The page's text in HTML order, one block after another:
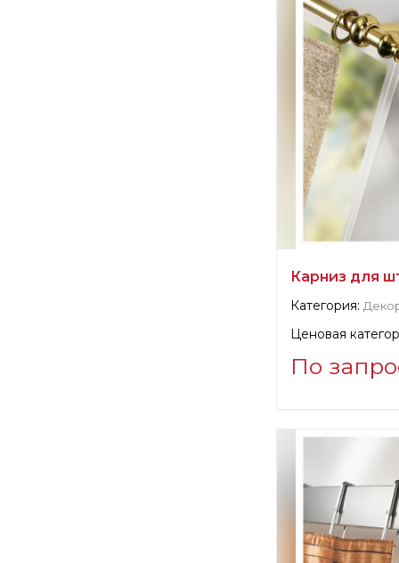
Производитель:
Карниз для
Категория:
Ценовая
По
Производитель: